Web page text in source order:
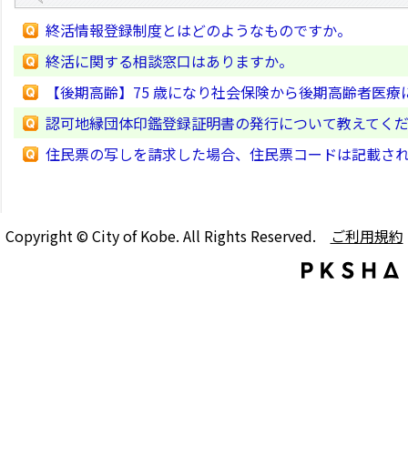
終活情報登録制度とはどのようなものですか。
終活に関する相談窓口はありますか。
【後期高齢】75 歳になり社会保険から後期高齢者医
認可地縁団体印鑑登録証明書の発行について教えてく
住民票の写しを請求した場合、住民票コードは記載さ
Copyright © City of Kobe. All Rights Reserved. ご利用規約